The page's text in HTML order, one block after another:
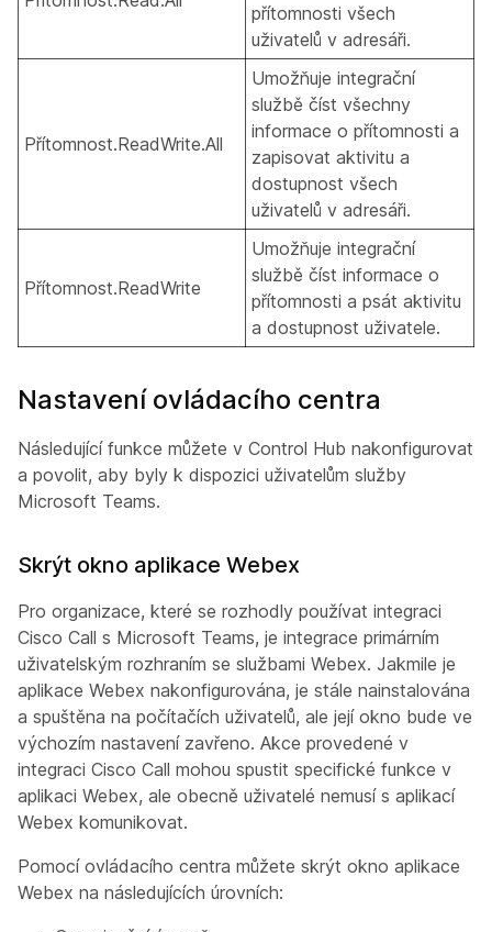
přítomnosti všech
uživatelů v adresáři.
Přítomnost.ReadWrite.All
Umožňuje integrační
službě číst všechny
informace o přítomnosti a
zapisovat aktivitu a
dostupnost všech
uživatelů v adresáři.
Přítomnost.ReadWrite
Umožňuje integrační
službě číst informace o
přítomnosti a psát aktivitu
a dostupnost uživatele.
Nastavení ovládacího centra
Následující funkce můžete v Control Hub nakonfigurovat
a povolit, aby byly k dispozici uživatelům služby
Microsoft Teams.
Skrýt okno aplikace Webex
Pro organizace, které se rozhodly používat integraci
Cisco Call s Microsoft Teams, je integrace primárním
uživatelským rozhraním se službami Webex. Jakmile je
aplikace Webex nakonfigurována, je stále nainstalována
a spuštěna na počítačích uživatelů, ale její okno bude ve
výchozím nastavení zavřeno. Akce provedené v
integraci Cisco Call mohou spustit specifické funkce v
aplikaci Webex, ale obecně uživatelé nemusí s aplikací
Webex komunikovat.
Pomocí ovládacího centra můžete skrýt okno aplikace
Webex na následujících úrovních: